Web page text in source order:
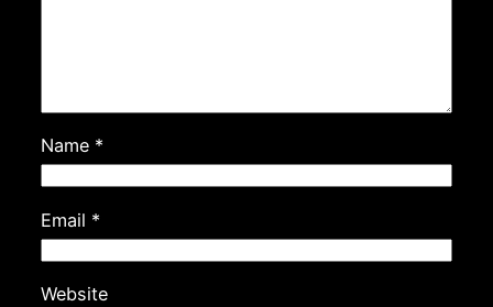
Name *
Email *
Website